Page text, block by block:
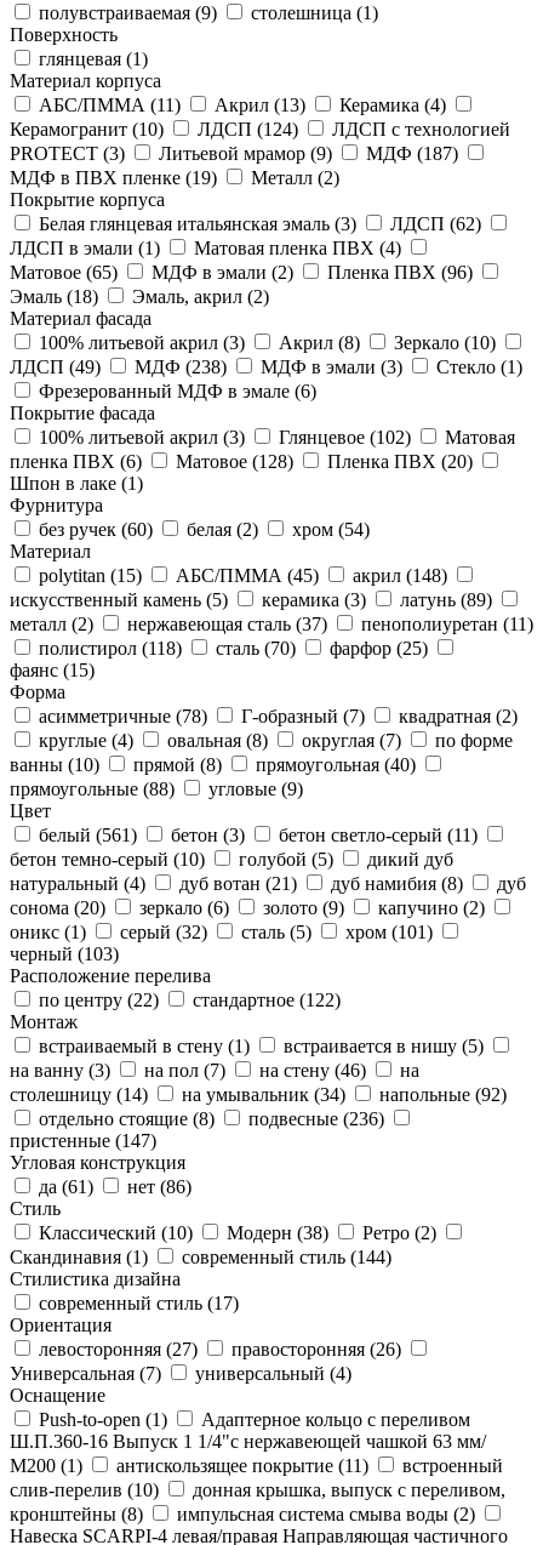
полувстраиваемая (9) столешница (1)
Поверхность
глянцевая (1)
Материал корпуса
АБС/ПММА (11) Акрил (13) Керамика (4)
Керамогранит (10) ЛДСП (124)
ЛДСП с технологией
PROTECT (3) Литьевой мрамор (9) МДФ (187)
МДФ в ПВХ пленке (19) Металл (2)
Покрытие корпуса
Белая глянцевая итальянская эмаль (3) ЛДСП (62)
ЛДСП в эмали (1) Матовая пленка ПВХ (4)
Матовое (65) МДФ в эмали (2) Пленка ПВХ (96)
Эмаль (18) Эмаль, акрил (2)
Материал фасада
100% литьевой акрил (3) Акрил (8) Зеркало (10)
ЛДСП (49) МДФ (238) МДФ в эмали (3) Стекло (1)
Фрезерованный МДФ в эмале (6)
Покрытие фасада
100% литьевой акрил (3) Глянцевое (102)
Матовая
пленка ПВХ (6) Матовое (128) Пленка ПВХ (20)
Шпон в лаке (1)
Фурнитура
без ручек (60) белая (2) хром (54)
Материал
polytitan (15) АБС/ПММА (45) акрил (148)
искусственный камень (5) керамика (3) латунь (89)
металл (2) нержавеющая сталь (37) пенополиуретан (11)
полистирол (118) сталь (70) фарфор (25)
фаянс (15)
Форма
асимметричные (78) Г-образный (7) квадратная (2)
круглые (4) овальная (8) округлая (7)
по форме
ванны (10) прямой (8) прямоугольная (40)
прямоугольные (88) угловые (9)
Цвет
белый (561) бетон (3) бетон светло-серый (11)
бетон темно-серый (10) голубой (5)
дикий дуб
натуральный (4) дуб вотан (21) дуб намибия (8)
дуб
сонома (20) зеркало (6) золото (9) капучино (2)
оникс (1) серый (32) сталь (5) хром (101)
черный (103)
Расположение перелива
по центру (22) стандартное (122)
Монтаж
встраиваемый в стену (1) встраивается в нишу (5)
на ванну (3) на пол (7) на стену (46)
на
столешницу (14) на умывальник (34) напольные (92)
отдельно стоящие (8) подвесные (236)
пристенные (147)
Угловая конструкция
да (61) нет (86)
Стиль
Классический (10) Модерн (38) Ретро (2)
Скандинавия (1) современный стиль (144)
Стилистика дизайна
современный стиль (17)
Ориентация
левосторонняя (27) правосторонняя (26)
Универсальная (7) универсальный (4)
Оснащение
Push-to-open (1)
Адаптерное кольцо с переливом
Ш.П.360-16 Выпуск 1 1/4"с нержавеющей чашкой 63 мм/
М200 (1) антискользящее покрытие (11)
встроенный
слив-перелив (10)
донная крышка, выпуск с переливом,
кронштейны (8) импульсная система смыва воды (2)
Навеска SCARPI-4 левая/правая Направляющая частичного